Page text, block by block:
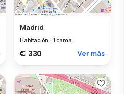
Madrid
Habitación 1 cama
€ 330 Ver más